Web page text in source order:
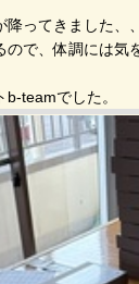
ってきました、、
ので、体調には気
teamでした。